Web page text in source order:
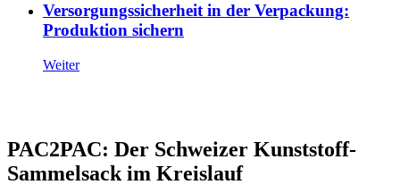
Versorgungssicherheit in der Verpackung:
Produktion sichern
Weiter
PAC2PAC: Der Schweizer Kunststoff-
Sammelsack im Kreislauf